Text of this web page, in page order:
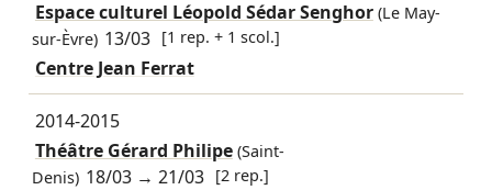
Espace culturel Léopold Sédar Senghor(Le May-
sur-Èvre) 13/03 [1 rep. + 1 scol.]
Centre Jean Ferrat
2014-2015
Théâtre Gérard Philipe(Saint-
Denis) 18/03 →21/03 [2 rep.]